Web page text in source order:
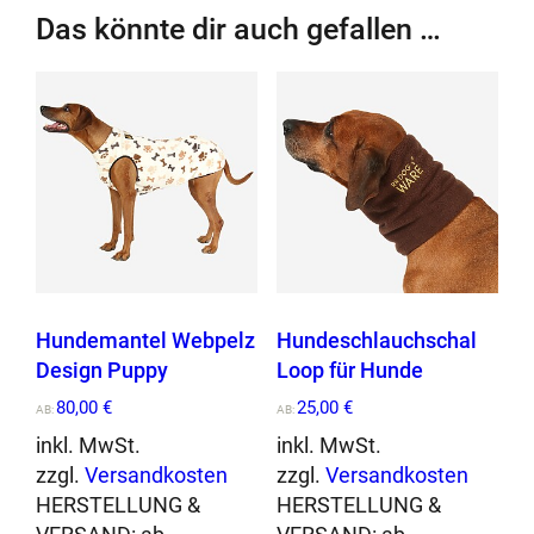
e
m
n
r
f
l
e
c
e
Das könnte dir auch gefallen …
Hundemantel Webpelz
Design Puppy
AB: 80,00€
inkl. MwSt.
zzgl.Versandkosten
HERSTELLUNG &
Hundeschlauchschal
Loop für Hunde
AB:25,00 €
inkl. MwSt.
zzgl. Versandkosten
HERSTELLUNG &